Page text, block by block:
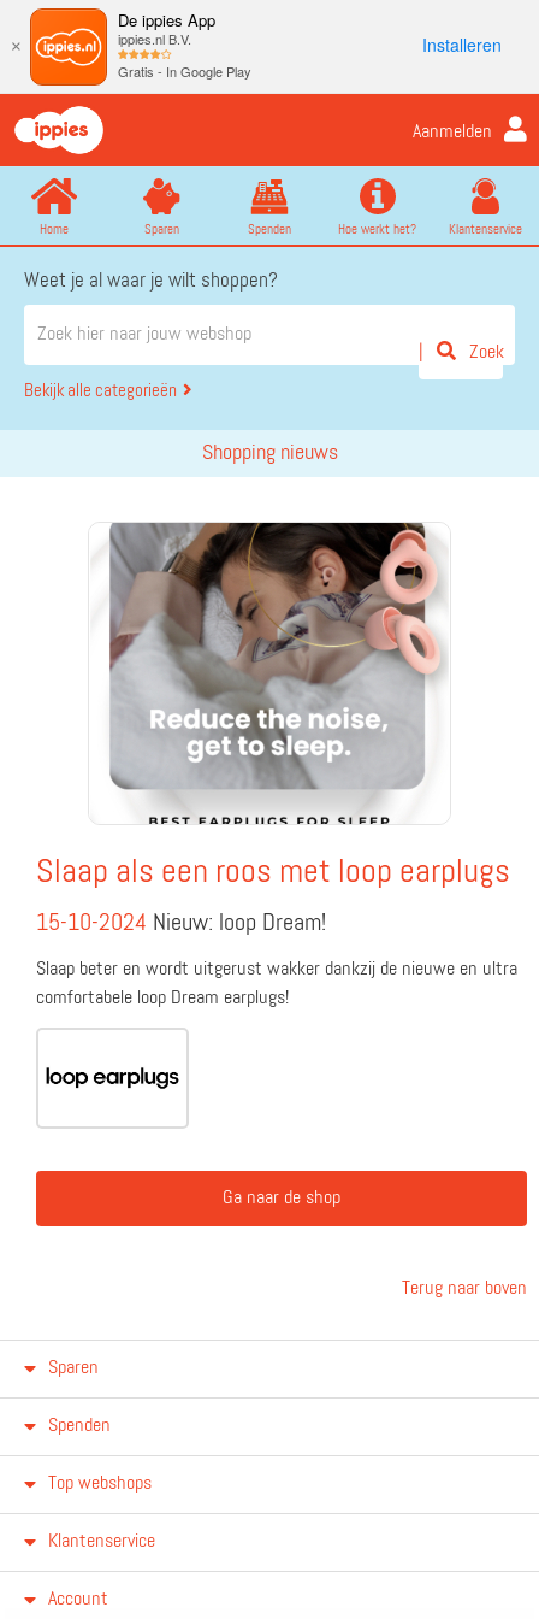
×
De ippies App
ippies.nl B.V.
Gratis - In Google Play
Installeren
Aanmelden
Home Sparen Spenden Hoe werkt het? Klantenservice
Weet je al waar je wilt shoppen?
Bekijk alle categorieën
Zoek
Shopping nieuws
Slaap als een roos met loop earplugs
15-10-2024 Nieuw: loop Dream!
Slaap beter en wordt uitgerust wakker dankzij de nieuwe en ultra
comfortabele loop Dream earplugs!
Ga naar de shop
Terug naar boven
Sparen
Spenden
Top webshops
Klantenservice
Account